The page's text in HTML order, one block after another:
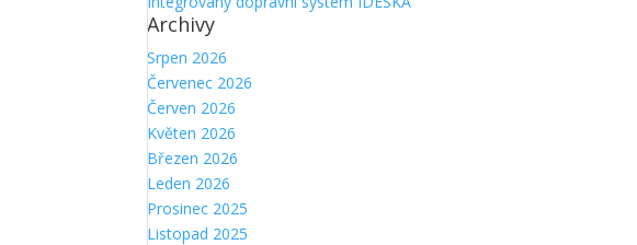
Archivy
Srpen 2026
Červenec 2026
Červen 2026
Květen 2026
Březen 2026
Leden 2026
Prosinec 2025
Listopad 2025